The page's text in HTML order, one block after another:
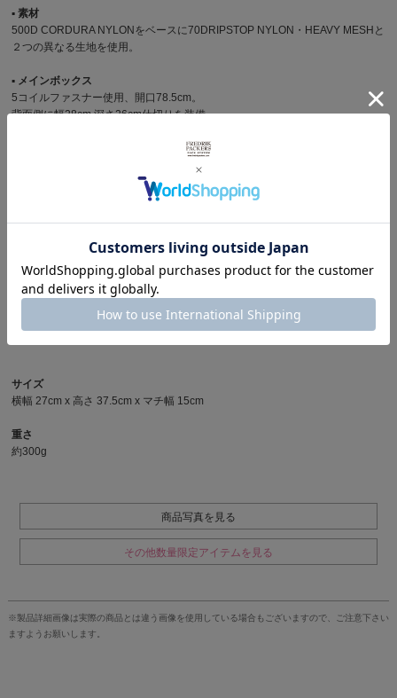
▪︎ 素材
500D CORDURA NYLONをベースに70DRIPSTOP NYLON・HEAVY MESHと
２つの異なる生地を使用。
▪︎ メインボックス
5コイルファスナー使用、開口78.5cm。
背面側に幅28cm 深さ26cm仕切りを装備。
39cmのハーネス、長さ調節がワンアクションで可能。
▪︎ 主な特徴
２つのシンメトリーに配置されたポケットが印象的なTWINS B.Pを限定仕様に
アップデート。 テープ、ドローコード、ネーム、ポケットなど 細かいディテ
ールの一つ一つを従来品と異なる組み合わせで仕上げた限定アイテム。
サイズ
横幅 27cm x 高さ 37.5cm x マチ幅 15cm
重さ
約300g
商品写真を見る
その他数量限定アイテムを見る
※製品詳細画像は実際の商品とは違う画像を使用している場合もございますので、ご注意下さい
ますようお願いします。